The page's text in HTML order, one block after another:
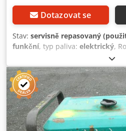
Dotazovat se
Stav: servisně repasovaný
funkční, typ paliva: elektrický,
RC 12 drtič s rázovým ústrojím,
L15000 dopravník Drtič
namontován na hydraulickém
přepravitelný. Drtič byl opískován
dopravník L15000 Průměr rotoru
[mm]: 1220x900 Maximální
Elektromotor drtiče: 132 kW